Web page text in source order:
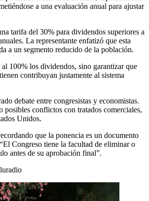
a una evaluación anual para ajustar
tarifa del 30% para dividendos superiores a
La representante enfatizó que esta
a un segmento reducido de la población.
al 100% los dividendos, sino garantizar que
contribuyan justamente al sistema
debate entre congresistas y economistas.
posibles conflictos con tratados comerciales,
Unidos.
que la ponencia es un documento
Congreso tiene la facultad de eliminar o
antes de su aprobación final”.